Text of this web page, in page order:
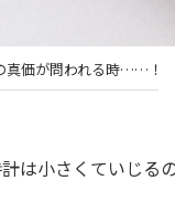
真価が問われる時……！
は小さくていじる